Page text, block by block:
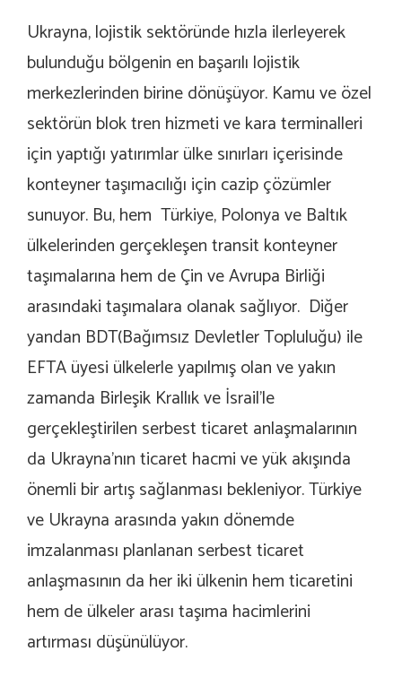
Ukrayna, lojistik sektöründe hızla ilerleyerek
bulunduğu bölgenin en başarılı lojistik
merkezlerinden birine dönüşüyor. Kamu ve özel
sektörün blok tren hizmeti ve kara terminalleri
için yaptığı yatırımlar ülke sınırları içerisinde
konteyner taşımacılığı için cazip çözümler
sunuyor. Bu, hem Türkiye, Polonya ve Baltık
ülkelerinden gerçekleşen transit konteyner
taşımalarına hem de Çin ve Avrupa Birliği
arasındaki taşımalara olanak sağlıyor. Diğer
yandan BDT(Bağımsız Devletler Topluluğu) ile
EFTA üyesi ülkelerle yapılmış olan ve yakın
zamanda Birleşik Krallık ve İsrail’le
gerçekleştirilen serbest ticaret anlaşmalarının
da Ukrayna’nın ticaret hacmi ve yük akışında
önemli bir artış sağlanması bekleniyor. Türkiye
ve Ukrayna arasında yakın dönemde
imzalanması planlanan serbest ticaret
anlaşmasının da her iki ülkenin hem ticaretini
hem de ülkeler arası taşıma hacimlerini
artırması düşünülüyor.